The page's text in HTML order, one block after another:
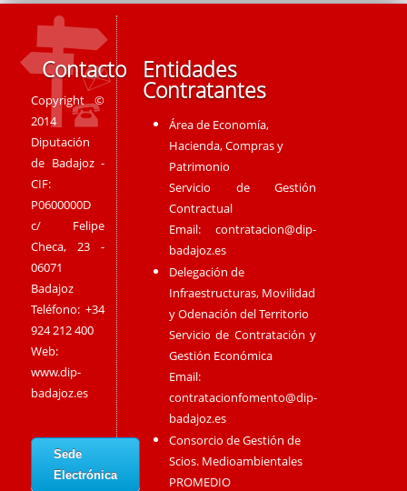
Contacto
Copyright ©
2014
Diputación
de Badajoz -
CIF:
P0600000D
c/ Felipe
Checa, 23 -
06071
Badajoz
Teléfono: +34
924 212 400
Web:
www.dip-
badajoz.es
Sede
Electrónica
Entidades
Contratantes
Área de Economía,
Hacienda, Compras y
Patrimonio
Servicio de Gestión
Contractual
Email:contratacion@dip-
badajoz.es
Delegación de
Infraestructuras, Movilidad
y Odenación del Territorio
Servicio de Contratación y
Gestión Económica
Email:
contratacionfomento@dip-
badajoz.es
Consorcio de Gestión de
Scios. Medioambientales
PROMEDIO